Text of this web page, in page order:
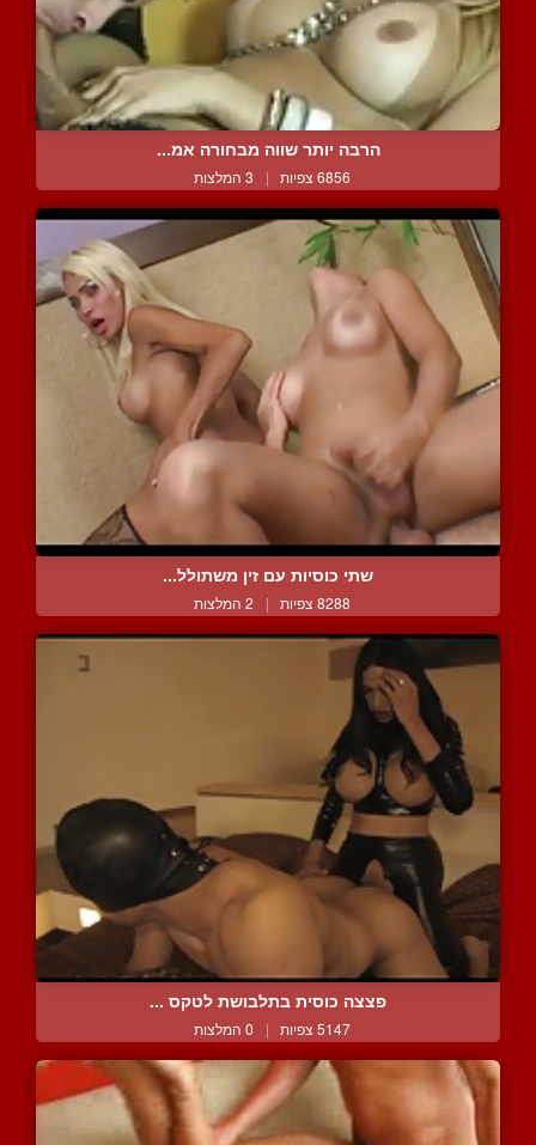
הרבה יותר שווה מבחורה אמ...
6856 צפיות | 3 המלצות
שתי כוסיות עם זין משתולל...
8288 צפיות | 2 המלצות
פצצה כוסית בתלבושת לטקס ...
5147 צפיות | 0 המלצות